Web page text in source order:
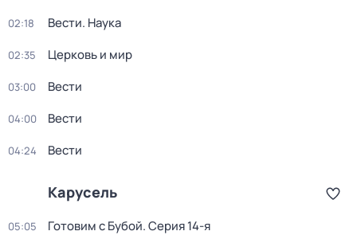
02:18 Вести. Наука
02:35 Церковь и мир
03:00 Вести
04:00 Вести
04:24 Вести
Карусель
05:05 Готовим с Бубой. Серия 14-я